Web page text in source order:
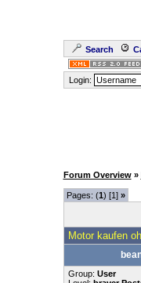
Search
Login:
Forum Overview »
Pages: (1) [1] »
Motor kaufen
Group: User